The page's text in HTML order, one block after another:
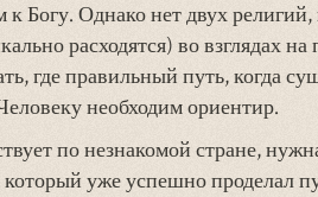
к Богу. Однако нет двух
расходятся) во взглядах на
где правильный путь, когда
необходим ориентир.
по незнакомой стране,
уже успешно проделал